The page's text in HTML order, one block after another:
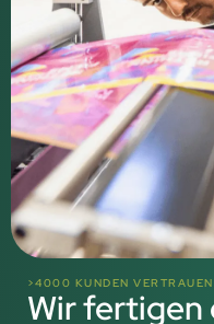
>4000 KUNDEN
Wir fertigen